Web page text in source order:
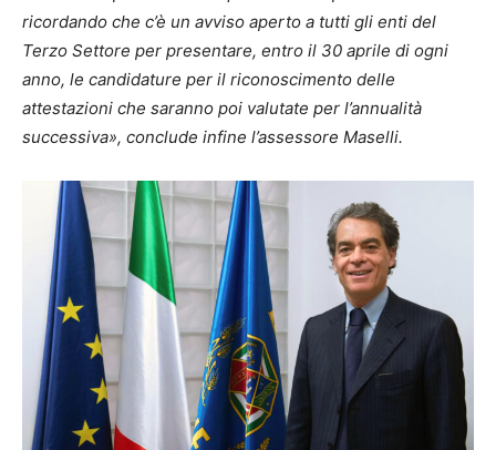
ricordando che c’è un avviso aperto a tutti gli enti del
Terzo Settore per presentare, entro il 30 aprile di ogni
anno, le candidature per il riconoscimento delle
attestazioni che saranno poi valutate per l’annualità
successiva», conclude infine l’assessore Maselli.